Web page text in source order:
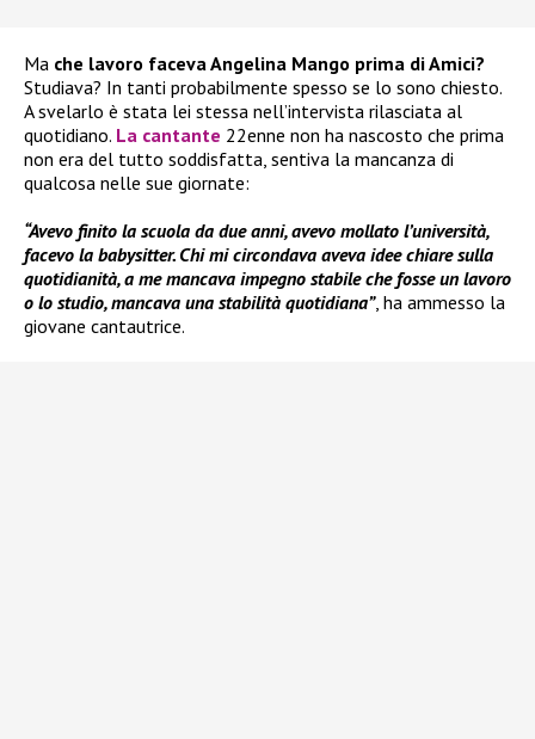
Ma che lavoro faceva Angelina Mango prima di Amici?
Studiava? In tanti probabilmente spesso se lo sono chiesto.
A svelarlo è stata lei stessa nell’intervista rilasciata al
quotidiano. La cantante 22enne non ha nascosto che prima
non era del tutto soddisfatta, sentiva la mancanza di
qualcosa nelle sue giornate:
“Avevo finito la scuola da due anni, avevo mollato l’università,
facevo la babysitter. Chi mi circondava aveva idee chiare sulla
quotidianità, a me mancava impegno stabile che fosse un lavoro
o lo studio, mancava una stabilità quotidiana”, ha ammesso la
giovane cantautrice.